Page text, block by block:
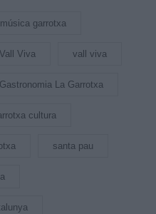
garrotxa
Viva vall viva
Gastronomia La Garrotxa
cultura
santa pau